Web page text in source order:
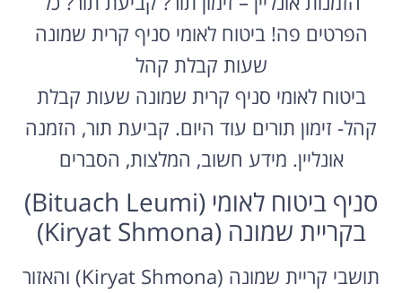
הפרטים פה! ביטוח לאומי סניף קרית שמונה
שעות קבלת קהל
ביטוח לאומי סניף קרית שמונה שעות קבלת
קהל- זימון תורים עוד היום. קביעת תור, הזמנה
אונליין. מידע חשוב, המלצות, הסברים
סניף ביטוח לאומי (Bituach Leumi)
בקריית שמונה (Kiryat Shmona)
תושבי קריית שמונה (Kiryat Shmona) והאזור